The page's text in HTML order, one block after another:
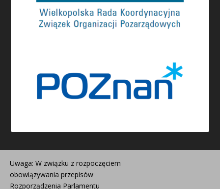
Uwaga: W związku z rozpoczęciem
obowiązywania przepisów
Rozporządzenia Parlamentu